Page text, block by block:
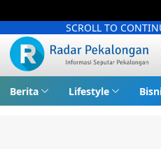
SCROLL TO
Berita Lifestyle